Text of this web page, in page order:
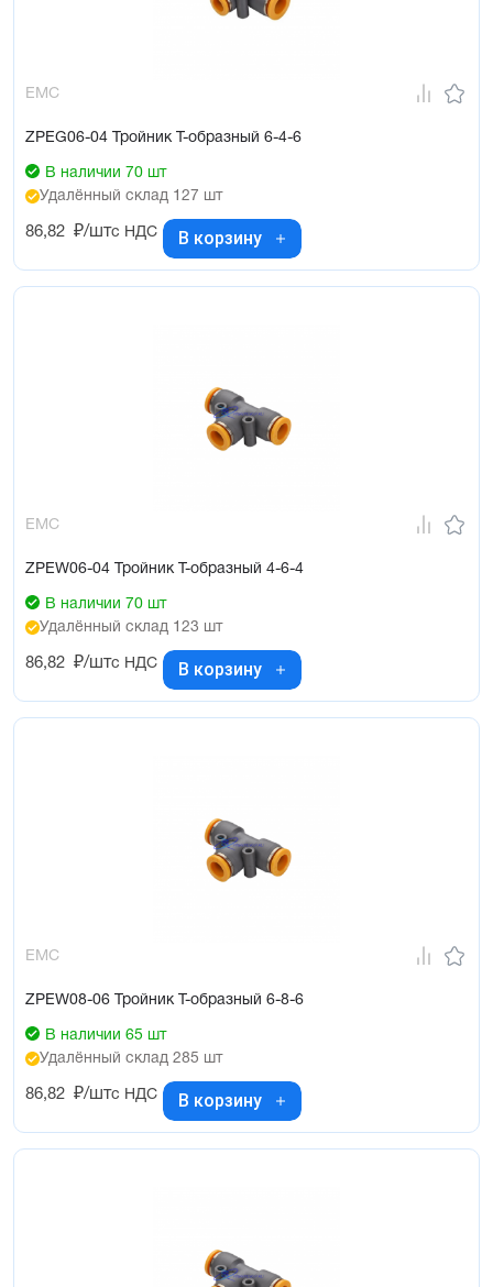
EMC
ZPEG06-04 Тройник Т-образный 6-4-6
В наличии 70 шт
Удалённый склад 127 шт
86,82 ₽/штс НДС В корзину
EMC
ZPEW06-04 Тройник Т-образный 4-6-4
В наличии 70 шт
Удалённый склад 123 шт
86,82 ₽/штс НДС В корзину
EMC
ZPEW08-06 Тройник Т-образный 6-8-6
В наличии 65 шт
Удалённый склад 285 шт
86,82 ₽/штс НДС В корзину